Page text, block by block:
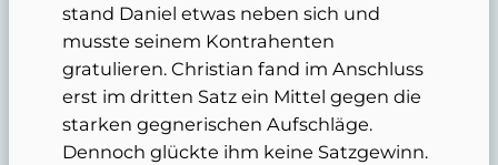
stand Daniel etwas neben sich und
musste seinem Kontrahenten
gratulieren. Christian fand im Anschluss
erst im dritten Satz ein Mittel gegen die
starken gegnerischen Aufschläge.
Dennoch glückte ihm keine Satzgewinn.